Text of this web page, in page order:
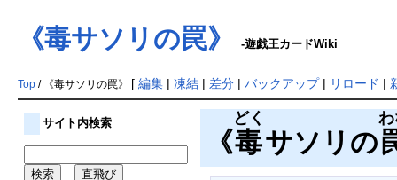
《毒サソリの罠》 -遊戯王カードWiki
Top/ 《毒サソリの罠》 [ 編集| 凍結| 差分| バックアップ| リロード |
サイト内検索
《毒
どく
サソリの